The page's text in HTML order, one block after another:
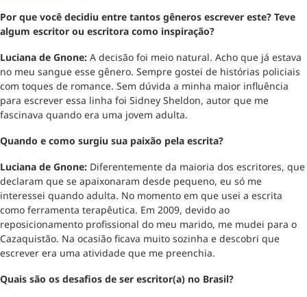
Por que você decidiu entre tantos gêneros escrever este? Teve
algum escritor ou escritora como inspiração?
Luciana de Gnone: A decisão foi meio natural. Acho que já estava
no meu sangue esse gênero. Sempre gostei de histórias policiais
com toques de romance. Sem dúvida a minha maior influência
para escrever essa linha foi Sidney Sheldon, autor que me
fascinava quando era uma jovem adulta.
Quando e como surgiu sua paixão pela escrita?
Luciana de Gnone: Diferentemente da maioria dos escritores, que
declaram que se apaixonaram desde pequeno, eu só me
interessei quando adulta. No momento em que usei a escrita
como ferramenta terapêutica. Em 2009, devido ao
reposicionamento profissional do meu marido, me mudei para o
Cazaquistão. Na ocasião ficava muito sozinha e descobri que
escrever era uma atividade que me preenchia.
Quais são os desafios de ser escritor(a) no Brasil?